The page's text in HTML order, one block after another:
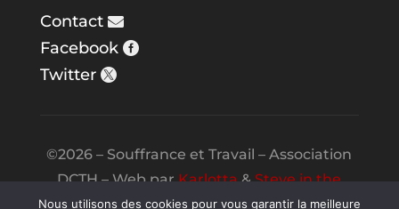
Contact
Facebook
Twitter
©2026 – Souffrance et Travail – Association
DCTH – Web parKarlotta&Steve in the
Night
Nous utilisons des cookies pour vous garantir la meilleure